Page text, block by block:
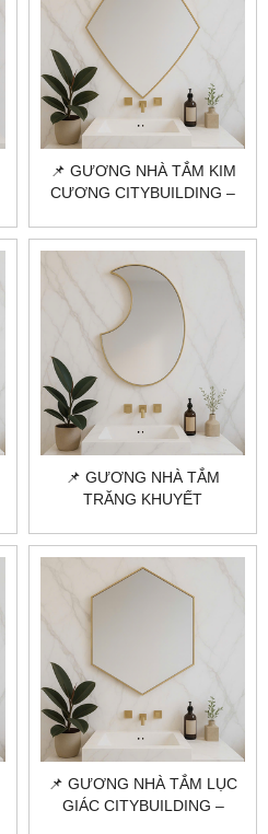
📌 GƯƠNG NHÀ TẮM KIM
CƯƠNG CITYBUILDING –
THẤT
📌 GƯƠNG NHÀ TẮM
TRĂNG KHUYẾT
CÁCH NGHỆ THUẬT, CỰC
ĐỘC ĐÁO
📌 GƯƠNG NHÀ TẮM LỤC
GIÁC CITYBUILDING –